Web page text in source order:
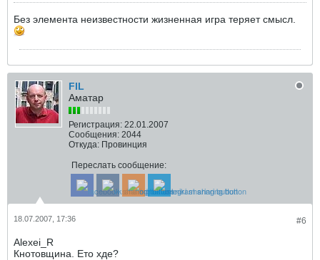
Без элемента неизвестности жизненная игра теряет смысл.
FIL
Аматар
Регистрация: 22.01.2007
Сообщения: 2044
Откуда: Провинция
Переслать сообщение:
#6
18.07.2007, 17:36
Alexei_R
Кнотовщина. Ето хде?